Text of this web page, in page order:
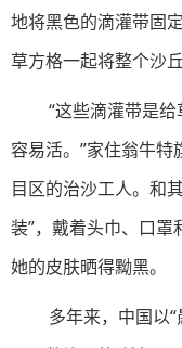
地将黑色的滴灌带固
草方格一起将整个沙丘
“这些滴灌带是
容易活。”家住翁牛
目区的治沙工人。和
装”，戴着头巾、口
她的皮肤晒得黝黑。
多年来，中国以